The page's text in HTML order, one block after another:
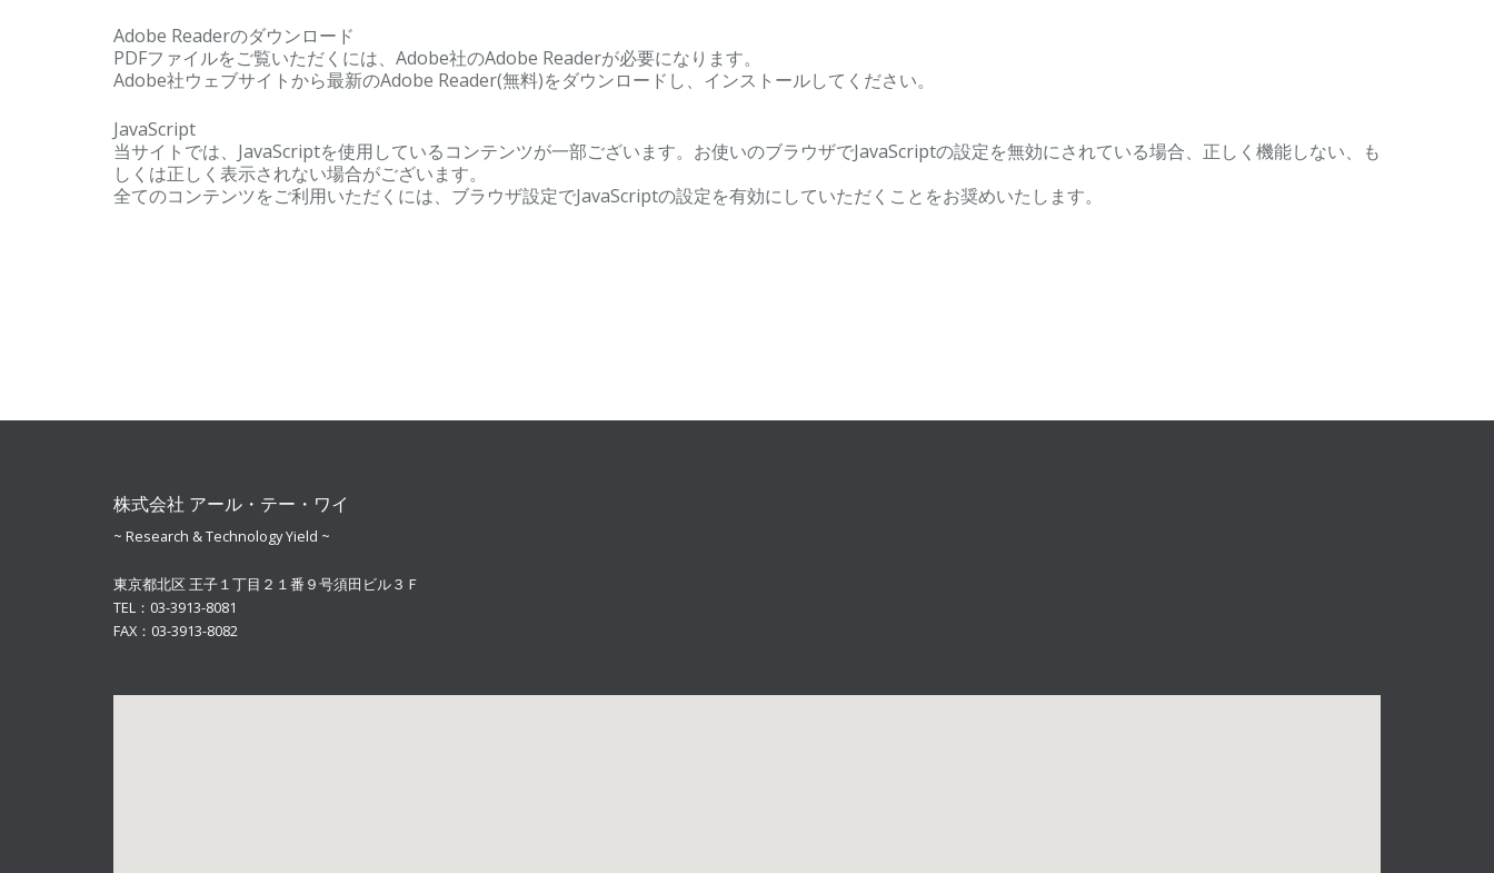
Adobe Readerのダウンロード
PDFファイルをご覧いただくには、Adobe社のAdobe Readerが必要になります。
Adobe社ウェブサイトから最新のAdobe Reader(無料)をダウンロードし、インストールしてください。
JavaScript
当サイトでは、JavaScriptを使用しているコンテンツが一部ございます。お使いのブラウザでJavaScriptの設定を無効にされている場合、正しく機能しない、も
しくは正しく表示されない場合がございます。
全てのコンテンツをご利用いただくには、ブラウザ設定でJavaScriptの設定を有効にしていただくことをお奨めいたします。
株式会社 アール・テー・ワイ
~ Research & Technology Yield ~
東京都北区 王子１丁目２１番９号須田ビル３Ｆ
TEL：03-3913-8081
FAX：03-3913-8082